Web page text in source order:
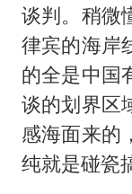
谈判。稍微
律宾的海岸
的全是中国
谈的划界区
感海面来的
纯就是碰瓷